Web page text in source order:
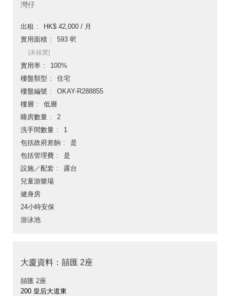
灣仔
出租
HK$ 42,000 / 月
實用面積
593 呎
[未核實]
實用率
100%
樓盤類型
住宅
樓盤編號
OKAY-R288855
樓層
低層
睡房數量
2
洗手間數量
1
包括政府差餉
是
包括管理費
是
設施／配套
露台
兒童游樂場
健身房
24小時安保
游泳池
大廈資料：囍匯 2座
囍匯 2座
200 皇后大道東